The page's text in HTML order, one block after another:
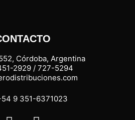
Córdoba, Argentina
2929 / 727-5294
9 351-6371023